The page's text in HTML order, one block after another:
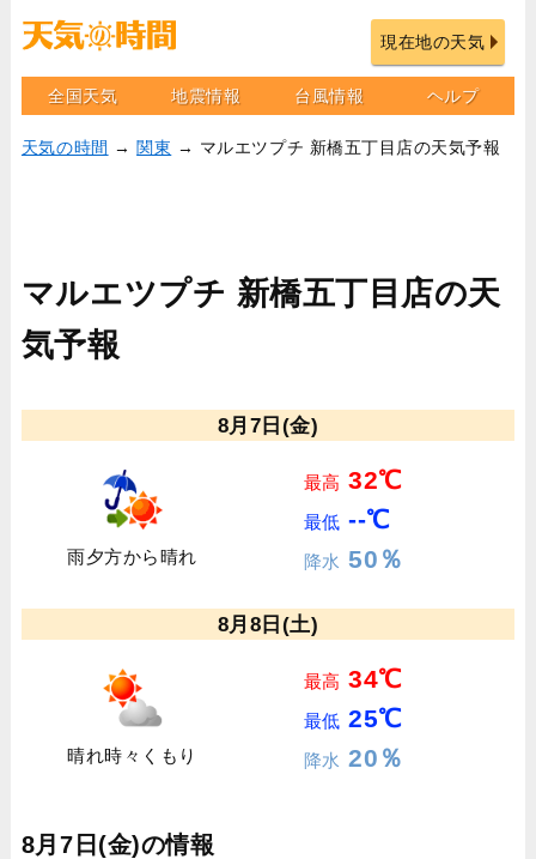
現在地の天気
全国天気 地震情報 台風情報 ヘルプ
天気の時間 → 関東 → マルエツプチ 新橋五丁目店の天気予報
マルエツプチ 新橋五丁目店の天
気予報
8月7日(金)
雨夕方から晴れ
最高 32℃
最低 --℃
降水 50％
8月8日(土)
晴れ時々くもり
最高 34℃
最低 25℃
降水 20％
8月7日(金)の情報